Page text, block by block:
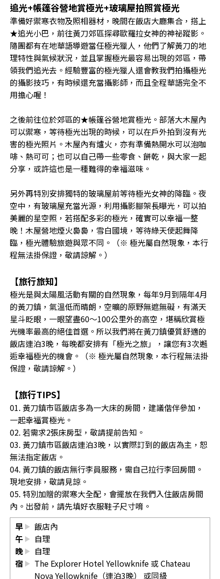
追光+帳篷谷營地賞極光+玻璃屋拍照賞極光
準備好禦寒衣物及照相器材，晚間在飯店大廳集合，搭上
★追光小巴，前往黃刀郊區探尋歐羅拉女神的神祕蹤影。
隨團都有在地華語導遊當任極光獵人，他們了解黃刀的地
理特性與氣候狀況，並且掌握極光最容易出現的郊區，帶
領我們追光去。經驗豐富的極光獵人還會教我們拍攝極光
的攝影技巧，有時候還充當攝影師，而且全程華語完全不
用擔心喔！
之後前往位於郊區的★帳篷谷營地賞極光。部落大木屋內
可以禦寒，等待極光出現的時候，可以在戶外拍到沒有光
害的極光照片。木屋內有爐火，亦有準備熱開水可以泡咖
啡、熱可可；也可以自己帶一些零食、餅乾，與大家一起
分享，或許這也是一種難得的幸福滋味。
另外再特別安排獨特的玻璃屋前等待極光女神的降臨。夜
空中，有玻璃屋充當光源，利用攝影腳架長曝光，可以拍
美麗的星空照，若搭配多彩的極光，確實可以幸福一整
晚！木屋營地煙火裊裊，雪白國境，等待綠天使起舞降
臨，極光體驗旅遊與眾不同。（※ 極光屬自然現象，本行
程無法掛保證，敬請諒解。）
【旅行旅知】
極光是與太陽風活動有關的自然現象，每年9月到隔年4月
的黃刀鎮，氣溫低而晴朗，空曠的原野無遮無礙，有滿天
星斗眨眼，一眼望盡60〜100公里外的高空，堪稱欣賞極
光機率最高的絕佳首選。所以我們將在黃刀鎮優質舒適的
飯店連泊3晚，每晚都安排有「極光之旅」，讓您有3次邂
逅幸福極光的機會。（※ 極光屬自然現象，本行程無法掛
保證，敬請諒解。）
【旅行TIPS】
01. 黃刀鎮市區飯店多為一大床的房間，建議偕伴參加，
一起幸福賞極光。
02. 若需求2張床房型，敬請提前告知。
03. 黃刀鎮市區飯店連泊3晚，以實際訂到的飯店為主，恕
無法指定飯店。
04. 黃刀鎮的飯店無行李員服務，需自己拉行李回房間。
現地安排，敬請見諒。
05. 特別加贈的禦寒大全配，會擺放在我們入住飯店房間
內。出發前，請先填好衣服鞋子尺寸唷。
早
飯店內
午
自理
晚
自理
宿
The Explorer Hotel Yellowknife 或 Chateau
Nova Yellowknife（連泊3晚） 或同級